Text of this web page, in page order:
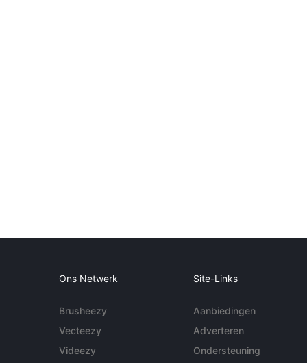
Ons Netwerk
Brusheezy
Vecteezy
Videezy
Site-Links
Aanbiedingen
Adverteren
Ondersteuning